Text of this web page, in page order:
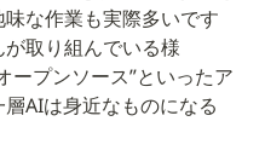
な作業も実際多いです
取り組んでいる様
ープンソース”といったア
AIは身近なものになる